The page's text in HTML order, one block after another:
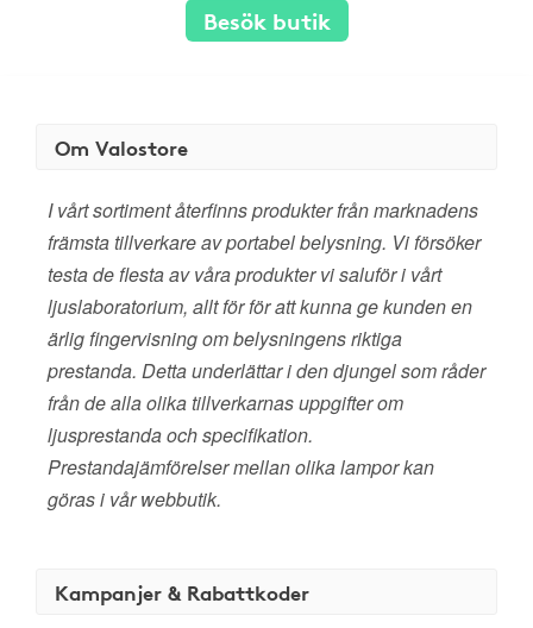
Besök butik
Om Valostore
I vårt sortiment återfinns produkter från marknadens
främsta tillverkare av portabel belysning. Vi försöker
testa de flesta av våra produkter vi saluför i vårt
ljuslaboratorium, allt för för att kunna ge kunden en
ärlig fingervisning om belysningens riktiga
prestanda. Detta underlättar i den djungel som råder
från de alla olika tillverkarnas uppgifter om
ljusprestanda och specifikation.
Prestandajämförelser mellan olika lampor kan
göras i vår webbutik.
Kampanjer & Rabattkoder